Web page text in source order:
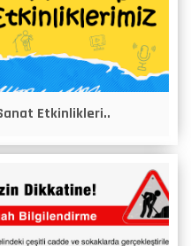
Etkinlikleri..